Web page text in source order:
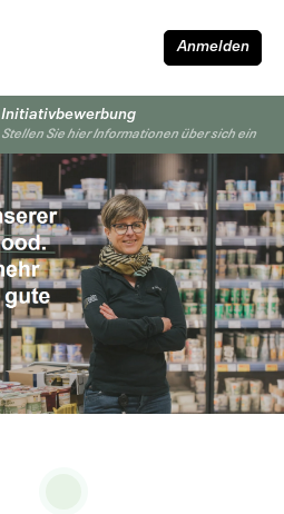
Anmelden
Initiativbewerbung
Stellen Sie hier Informationen über sich ein